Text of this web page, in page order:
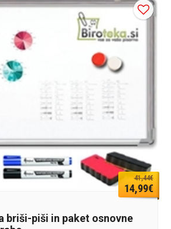
41,44€
14,99€
briši-piši in paket osnovne